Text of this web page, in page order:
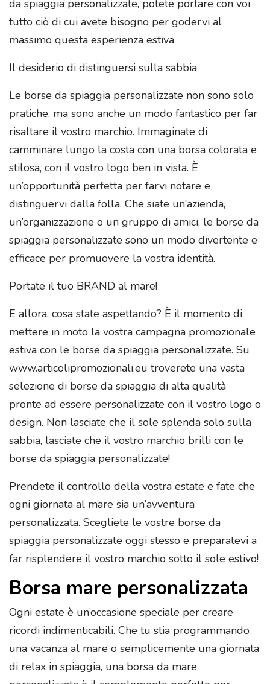
da spiaggia personalizzate, potete portare con voi
tutto ciò di cui avete bisogno per godervi al
massimo questa esperienza estiva.
Il desiderio di distinguersi sulla sabbia
Le borse da spiaggia personalizzate non sono solo
pratiche, ma sono anche un modo fantastico per far
risaltare il vostro marchio. Immaginate di
camminare lungo la costa con una borsa colorata e
stilosa, con il vostro logo ben in vista. È
un’opportunità perfetta per farvi notare e
distinguervi dalla folla. Che siate un’azienda,
un’organizzazione o un gruppo di amici, le borse da
spiaggia personalizzate sono un modo divertente e
efficace per promuovere la vostra identità.
Portate il tuo BRAND al mare!
E allora, cosa state aspettando? È il momento di
mettere in moto la vostra campagna promozionale
estiva con le borse da spiaggia personalizzate. Su
www.articolipromozionali.eu troverete una vasta
selezione di borse da spiaggia di alta qualità
pronte ad essere personalizzate con il vostro logo o
design. Non lasciate che il sole splenda solo sulla
sabbia, lasciate che il vostro marchio brilli con le
borse da spiaggia personalizzate!
Prendete il controllo della vostra estate e fate che
ogni giornata al mare sia un’avventura
personalizzata. Scegliete le vostre borse da
spiaggia personalizzate oggi stesso e preparatevi a
far risplendere il vostro marchio sotto il sole estivo!
Borsa mare personalizzata
Ogni estate è un’occasione speciale per creare
ricordi indimenticabili. Che tu stia programmando
una vacanza al mare o semplicemente una giornata
di relax in spiaggia, una borsa da mare